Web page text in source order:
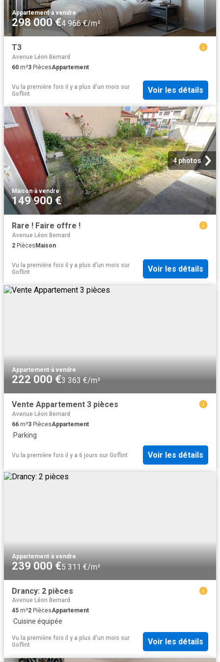
Appartement·à vendre
298 000 €4 966 €/m²
T3
Avenue Léon Bernard
60 m²3 PiècesAppartement
Vu la première fois il y a plus d'un mois sur
Goflint
Voir les détails
4 photos
Maison·à vendre
149 900 €
Rare ! Faire offre !
Avenue Léon Bernard
2 Pièces Maison
Vu la première fois il y a plus d'un mois sur
Goflint
Voir les détails
Appartement·à vendre
222 000 €3 363 €/m²
Vente Appartement 3 pièces
Avenue Léon Bernard
66 m²3 PiècesAppartement
·Parking
Vu la première fois il y a 6 jours sur Goflint Voir les détails
Appartement·à vendre
239 000 €5 311 €/m²
Drancy: 2 pièces
Avenue Léon Bernard
45 m²2 PiècesAppartement
·Cuisine équipée
Vu la première fois il y a plus d'un mois sur
Goflint
Voir les détails